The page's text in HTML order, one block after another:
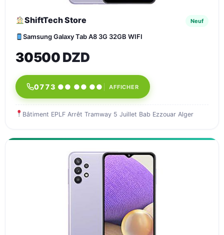
ShiftTech Store Neuf
Samsung Galaxy Tab A8 3G 32GB WIFI
30500 DZD
0773 ●● ●● ●● AFFICHER
Bâtiment EPLF Arrêt Tramway 5 Juillet Bab Ezzouar Alger